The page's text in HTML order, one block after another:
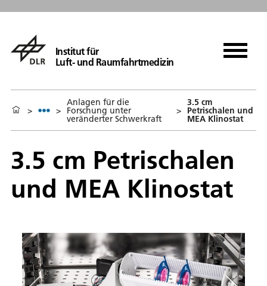
Institut für
Luft- und Raumfahrtmedizin
> >
Anlagen für die
Forschung unter
veränderter Schwerkraft
>
3.5 cm
Petrischalen und
MEA Klinostat
3.5 cm Petrischalen
und MEA Klinostat